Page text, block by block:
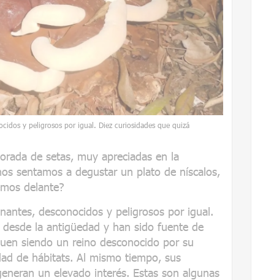
y peligrosos por igual. Diez curiosidades que quizá
de setas, muy apreciadas en la
sentamos a degustar un plato de níscalos,
delante?
desconocidos y peligrosos por igual.
la antigüedad y han sido fuente de
siendo un reino desconocido por su
de hábitats. Al mismo tiempo, sus
un elevado interés. Estas son algunas